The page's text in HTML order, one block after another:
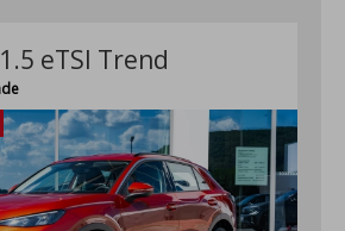
eTSI Trend